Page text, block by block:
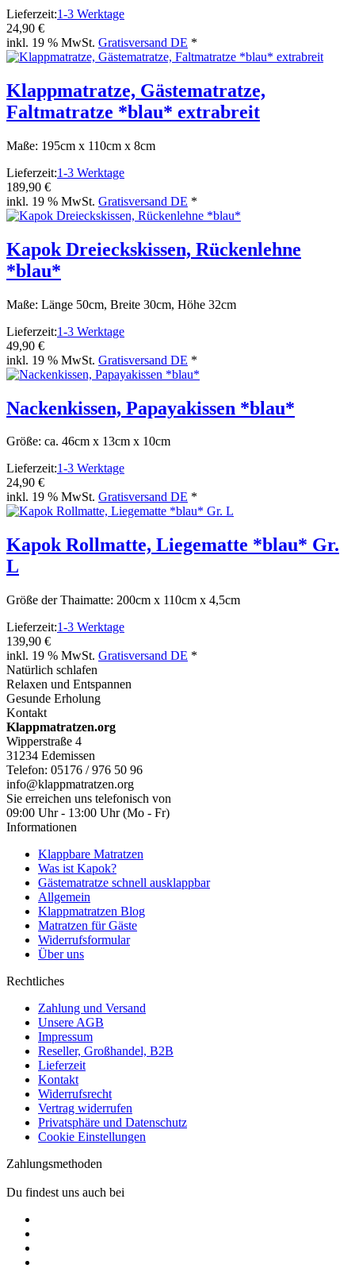
Lieferzeit:1-3 Werktage
24,90 €
inkl. 19 % MwSt. Gratisversand DE *
Klappmatratze, Gästematratze,
Faltmatratze *blau* extrabreit
Maße: 195cm x 110cm x 8cm
Lieferzeit:1-3 Werktage
189,90 €
inkl. 19 % MwSt. Gratisversand DE *
Kapok Dreieckskissen, Rückenlehne
*blau*
Maße: Länge 50cm, Breite 30cm, Höhe 32cm
Lieferzeit:1-3 Werktage
49,90 €
inkl. 19 % MwSt. Gratisversand DE *
Nackenkissen, Papayakissen *blau*
Größe: ca. 46cm x 13cm x 10cm
Lieferzeit:1-3 Werktage
24,90 €
inkl. 19 % MwSt. Gratisversand DE *
Kapok Rollmatte, Liegematte *blau* Gr.
L
Größe der Thaimatte: 200cm x 110cm x 4,5cm
Lieferzeit:1-3 Werktage
139,90 €
inkl. 19 % MwSt. Gratisversand DE *
Natürlich schlafen
Relaxen und Entspannen
Gesunde Erholung
Kontakt
Klappmatratzen.org
Wipperstraße 4
31234 Edemissen
Telefon: 05176 / 976 50 96
info@klappmatratzen.org
Sie erreichen uns telefonisch von
09:00 Uhr - 13:00 Uhr (Mo - Fr)
Informationen
Klappbare Matratzen
Was ist Kapok?
Gästematratze schnell ausklappbar
Allgemein
Klappmatratzen Blog
Matratzen für Gäste
Widerrufsformular
Über uns
Rechtliches
Zahlung und Versand
Unsere AGB
Impressum
Reseller, Großhandel, B2B
Lieferzeit
Kontakt
Widerrufsrecht
Vertrag widerrufen
Privatsphäre und Datenschutz
Cookie Einstellungen
Zahlungsmethoden
Du findest uns auch bei